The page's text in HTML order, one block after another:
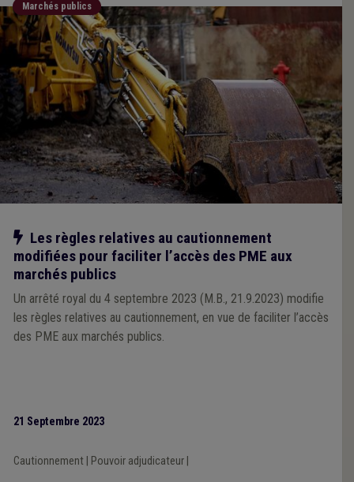
Marchés publics
Notre action
Les règles relatives au cautionnement
modifiées pour faciliter l’accès des PME aux
marchés publics
Un arrêté royal du 4 septembre 2023 (M.B., 21.9.2023) modifie
les règles relatives au cautionnement, en vue de faciliter l’accès
des PME aux marchés publics.
21 Septembre 2023
Cautionnement| Pouvoir adjudicateur|